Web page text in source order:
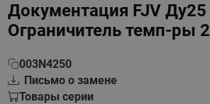
Документация FJV Ду25
Ограничитель темп-ры
003N4250
Письмо о замене
Товары серии